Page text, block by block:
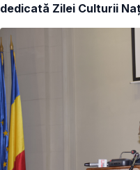
dedicată Zilei Culturii